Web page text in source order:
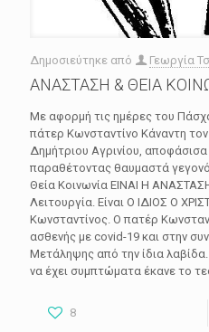
Δημοσιεύτηκε από Γεωργία
ΑΝΑΣΤΑΣΗ & ΘΕΙΑ
Με αφορμή τις ημέρες του
πάτερ Κωνσταντίνο Κάναντη
Δημήτριου Αγρινίου,
παραθέτοντας θαυμαστά
Θεία Κοινωνία ΕΙΝΑΙ Η
Λειτουργία. Είναι Ο ΙΔΙΟΣ Ο
Κωνσταντίνος. Ο πατέρ
ασθενής με covid-19 και στην
Μετάληψης από την ίδια
να έχει συμπτώματα έκανε το
8